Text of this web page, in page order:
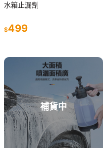
水箱止漏劑
$499
補貨中